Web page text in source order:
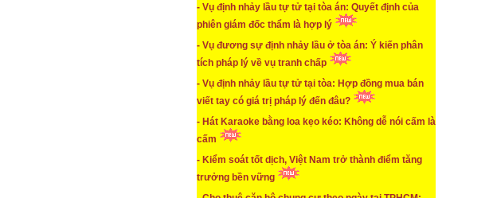
- Vụ định nhảy lầu tự tử tại tòa án: Quyết định của
phiên giám đốc thẩm là hợp lý
- Vụ đương sự định nhảy lầu ở tòa án: Ý kiến phân
tích pháp lý về vụ tranh chấp
- Vụ định nhảy lầu tự tử tại tòa: Hợp đồng mua bán
viết tay có giá trị pháp lý đến đâu?
- Hát Karaoke bằng loa kẹo kéo: Không dễ nói cấm là
cấm
- Kiểm soát tốt dịch, Việt Nam trở thành điểm tăng
trưởng bền vững
có cánh và hám lợi nhiều
...xem chi tiết
* Hành vi không đeo khẩu trang nơi công cộng sẽ bị
* Người nhận tội thay trong các vụ án hình sự
...xem chi tiết
* Góp ý sửa đổi, bổ sung một số vấn đề của Luật Xử
Lý Vi Phạm Hành Chính